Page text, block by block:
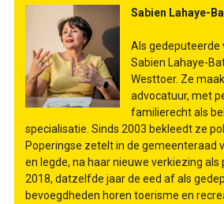
Sabien Lahaye-
Als gedeputeerde
Sabien Lahaye-
Westtoer. Ze
advocatuur, met
familierecht als
specialisatie. Sinds 2003 bekleedt ze
Poperingse zetelt in de gemeenteraad
en legde, na haar nieuwe verkiezing als
2018, datzelfde jaar de eed af als
bevoegdheden horen toerisme en